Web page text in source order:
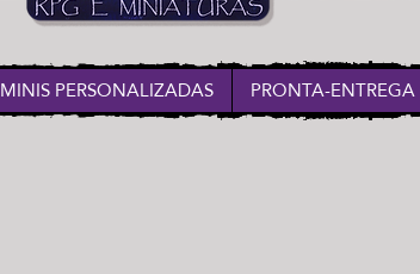
MINIS PERSONALIZADAS PRONTA-ENTREGA